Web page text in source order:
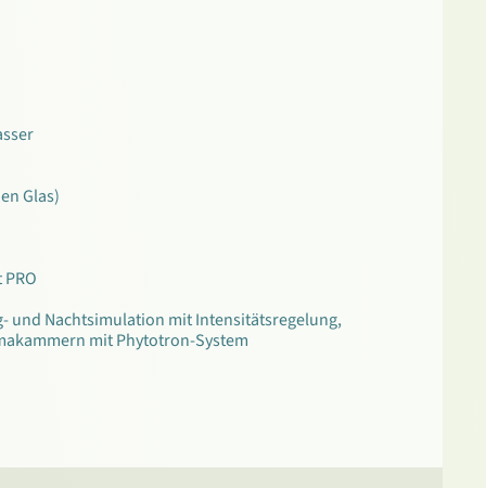
Glas)
und Nachtsimulation mit Intensitätsregelung,
mit Phytotron-System